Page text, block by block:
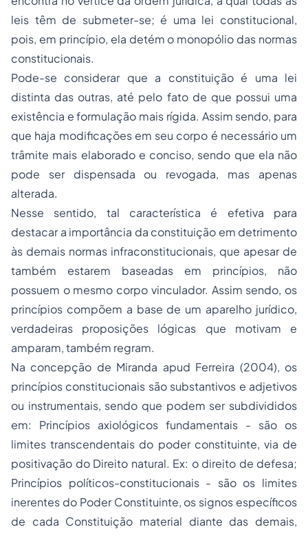
leis têm de submeter-se; é uma lei constitucional,
pois, em princípio, ela detém o monopólio das normas
constitucionais.
Pode-se considerar que a constituição é uma lei
distinta das outras, até pelo fato de que possui uma
existência e formulação mais rígida. Assim sendo, para
que haja modificações em seu corpo é necessário um
trâmite mais elaborado e conciso, sendo que ela não
pode ser dispensada ou revogada, mas apenas
alterada.
Nesse sentido, tal característica é efetiva para
destacar a importância da constituição em detrimento
às demais normas infraconstitucionais, que apesar de
também estarem baseadas em princípios, não
possuem o mesmo corpo vinculador. Assim sendo, os
princípios compõem a base de um aparelho jurídico,
verdadeiras proposições lógicas que motivam e
amparam, também regram.
Na concepção de Miranda apud Ferreira (2004), os
princípios constitucionais são substantivos e adjetivos
ou instrumentais, sendo que podem ser subdivididos
em: Princípios axiológicos fundamentais - são os
limites transcendentais do poder constituinte, via de
positivação do Direito natural. Ex: o direito de defesa;
Princípios políticos-constitucionais - são os limites
inerentes do Poder Constituinte, os signos específicos
de cada Constituição material diante das demais,